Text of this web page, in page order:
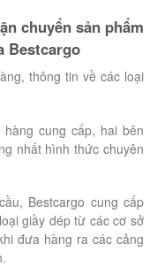
chuyển sản phẩm
Bestcargo
thông tin về các loại
cung cấp, hai bên
nhất hình thức chuyên
Bestcargo cung cấp
giầy dép từ các cơ sở
đưa hàng ra các cảng